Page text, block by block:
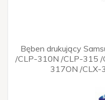
Bęben drukujący
/CLP-310N /CLP-315
317ON /